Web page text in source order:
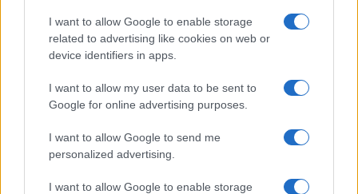
I want to allow Google to enable storage
related to advertising like cookies on web or
device identifiers in apps.
I want to allow my user data to be sent to
Google for online advertising purposes.
I want to allow Google to send me
personalized advertising.
I want to allow Google to enable storage
Incendi in Gallura, devastati un chiosco e due
furgoni: le indagini
Cannigione celebra la cultura gallurese con il
“Poker letterario”
È scontro tra Misericordia e Comune di Santa
Teresa Gallura